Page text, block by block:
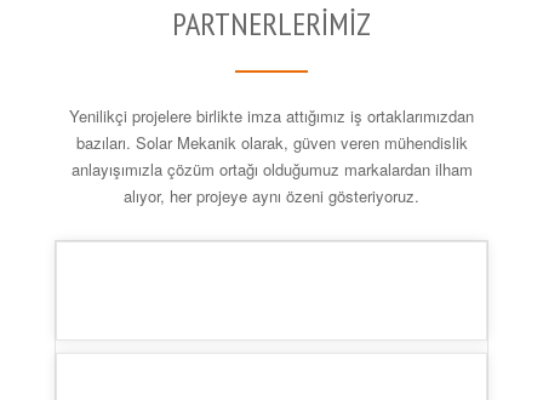
PARTNERLERİMİZ
Yenilikçi projelere birlikte imza attığımız iş ortaklarımızdan
bazıları. Solar Mekanik olarak, güven veren mühendislik
anlayışımızla çözüm ortağı olduğumuz markalardan ilham
alıyor, her projeye aynı özeni gösteriyoruz.